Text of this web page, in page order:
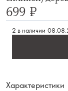
699 ₽
2 в наличии
Характеристики